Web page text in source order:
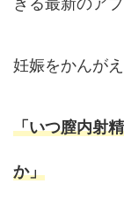
妊娠をかんが
「いつ膣内射
か」